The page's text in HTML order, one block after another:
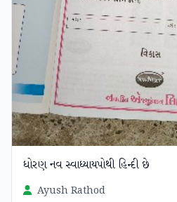
ધોરણ નવ સ્વાધ્યાયપોથી હિન્દી છે
Ayush Rathod